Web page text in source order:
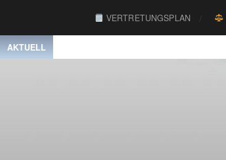
VERTRETUNGSPLAN
AKTUELL